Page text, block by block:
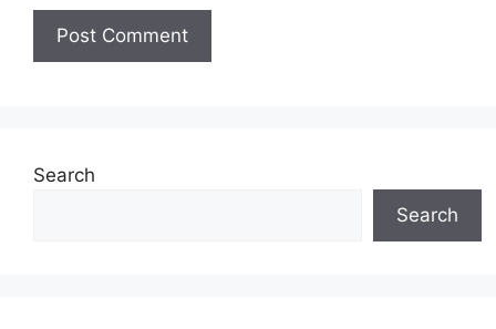
Search
Search